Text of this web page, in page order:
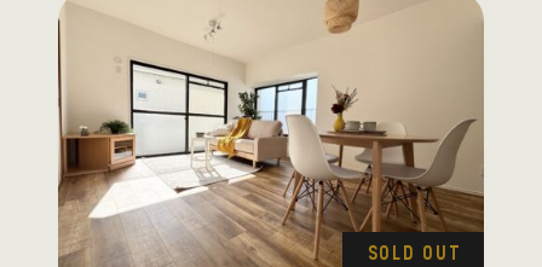
SOLD OUT